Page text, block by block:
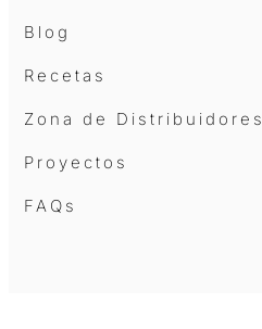
Blog
Recetas
Zona de Distribuidores
Proyectos
FAQs